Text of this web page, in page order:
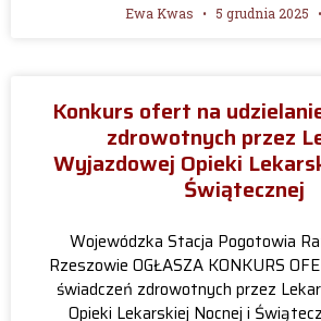
Ewa Kwas 5 grudnia 2025
Konkurs ofert na
zdrowotnych przez
Wyjazdowej Opieki
Świątecznej
Wojewódzka Stacja Pogotowia
Rzeszowie OGŁASZA KONKURS
świadczeń zdrowotnych przez
Opieki Lekarskiej Nocnej i